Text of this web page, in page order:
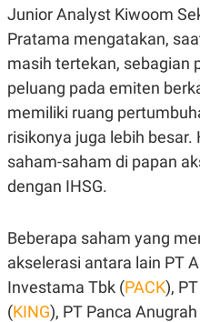
M
E
D
A
I
D
SITEMAPPROFILE
PEDOMAN
PEMBERITAAN
SIBER
PRIVACY
POLICY
Junior Analyst Kiwoom
Pratama mengatakan,
masih tertekan, sebagian
peluang pada emiten
memiliki ruang
risikonya juga lebih
saham-saham di papan
dengan IHSG.
Beberapa saham yang
akselerasi antara lain PT
Investama Tbk (PACK),
(KING), PT Panca